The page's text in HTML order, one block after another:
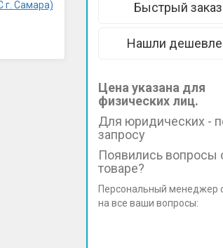
Нашли
Цена указана для
физических лиц.
Для юридических -
запросу
Появились вопросы
товаре?
Персональный менеджер
на все ваши вопросы: